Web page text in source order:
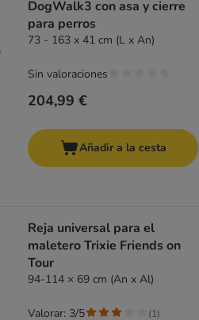
DogWalk3 con asa y cierre
para perros
73 - 163 x 41 cm (L x An)
204,99 €
Sin valoraciones
Añadir a la cesta
Reja universal para el
maletero Trixie Friends on
Tour
94-114 × 69 cm (An x Al)
Valorar: 3/5 (1)